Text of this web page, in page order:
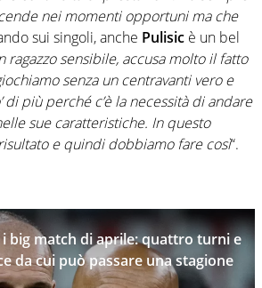
nei momenti opportuni ma che
sui singoli, anche Pulisic è un bel
ragazzo sensibile, accusa molto il fatto
senza un centravanti vero e
di più perché c’è la necessità di andare
sue caratteristiche. In questo
e quindi dobbiamo fare così“.
i big match di aprile: quattro turni e
da cui può passare una stagione